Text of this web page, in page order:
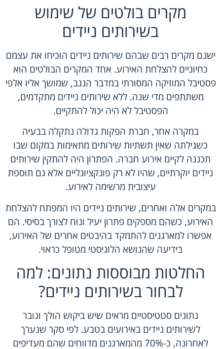
מקרים בולטים של שימוש
בשירותים ניידים
ישנם מקרים רבים שבהם שירותים ניידים הוכיחו את עצמם
כחיוניים להצלחת האירוע. אחד המקרים הבולטים הוא
פסטיבל המוזיקה המסורתי במדבר הנגב, שמושך אליו אלפי
משתתפים מדי שנה. ללא שירותים ניידים מתקדמים,
הפסטיבל לא היה יכול להתקיים.
במקרה אחר, חברת הפקות גדולה נתקלה בבעיה
כשגילתה שאין תשתיות שירותים מתאימות במקום שבו
תכננה לקיים אירוע חברה. הפתרון היה להתקין שירותים
ניידים יוקרתיים, שהיו לא רק פונקציונליים אלא גם תוספת
עיצובית מרשימה לאירוע.
במקרים אלה ואחרים, שירותים ניידים היו המפתח להצלחת
האירוע, כשהם מספקים פתרון יעיל ונוח לצורך בסיסי. הם
אפשרו למארגנים להתמקד בהיבטים אחרים של האירוע,
בידיעה שהנושא הלוגיסטי מטופל כראוי.
החלטות מבוססות נתונים: למה
לבחור בשירותים ניידים?
נתונים סטטיסטיים מראים שיש ביקוש הולך וגובר
לשירותים ניידים באירועים בטבע. לפי סקר שנערך
לאחרונה, כ-70% מהמארגנים מדווחים שהם מעדיפים